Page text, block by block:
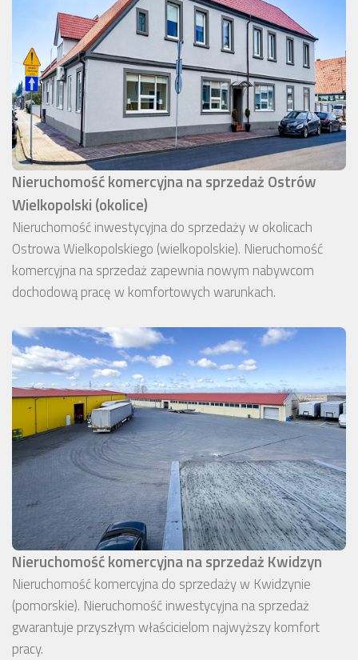
Nieruchomość komercyjna na sprzedaż Ostrów
Wielkopolski (okolice)
Nieruchomość inwestycyjna do sprzedaży w okolicach
Ostrowa Wielkopolskiego (wielkopolskie). Nieruchomość
komercyjna na sprzedaż zapewnia nowym nabywcom
dochodową pracę w komfortowych warunkach.
Nieruchomość komercyjna na sprzedaż Kwidzyn
Nieruchomość komercyjna do sprzedaży w Kwidzynie
(pomorskie). Nieruchomość inwestycyjna na sprzedaż
gwarantuje przyszłym właścicielom najwyższy komfort
pracy.